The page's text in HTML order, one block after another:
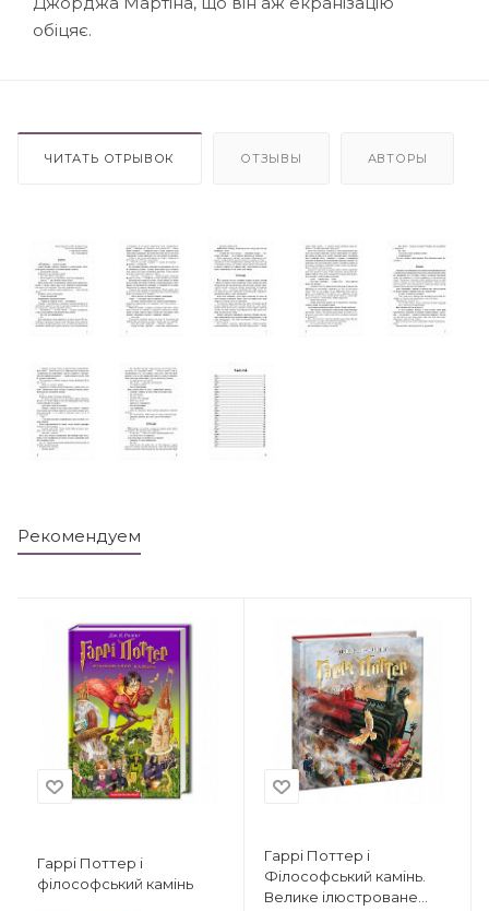
обіцяє.
ЧИТАТЬ ОТРЫВОК ОТЗЫВЫ АВТОРЫ
Рекомендуем
Гаррі Поттер і
філософський камінь
Гаррі Поттер і
Філософський камінь.
Велике ілюстроване